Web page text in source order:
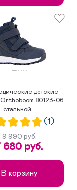
детские
Orthoboom 80123-06
стальной...
(1)
9 990 руб.
680 руб.
В корзину